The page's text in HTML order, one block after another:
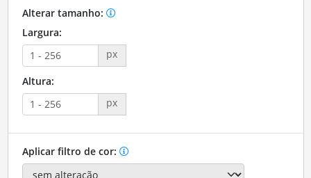
Alterar tamanho:
Largura:
px
Altura:
px
Aplicar filtro de cor: